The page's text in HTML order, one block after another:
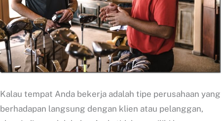
Kalau tempat Anda bekerja adalah tipe perusahaan yang
berhadapan langsung dengan klien atau pelanggan,